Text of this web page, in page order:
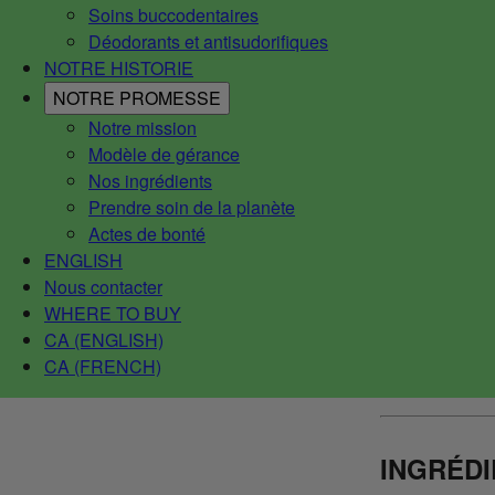
Soins buccodentaires
Déodorants et antisudorifiques
NOTRE HISTORIE
NOTRE PROMESSE
Notre mission
Modèle de gérance
Nos ingrédients
Prendre soin de la planète
Actes de bonté
ENGLISH
Nous contacter
WHERE TO BUY
CA (ENGLISH)
CA (FRENCH)